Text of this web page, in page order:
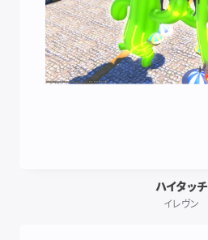
ハイタッチ
イレヴン